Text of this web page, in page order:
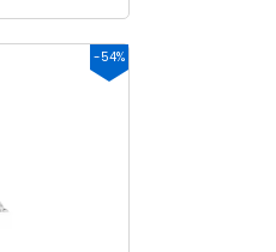
-54%